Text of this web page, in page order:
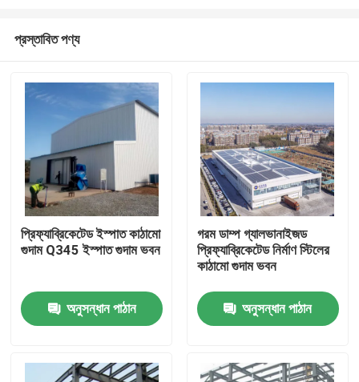
প্রস্তাবিত পণ্য
প্রিফ্যাব্রিকেটেড ইস্পাত কাঠামো
গুদাম Q345 ইস্পাত গুদাম ভবন
অনুসন্ধান পাঠান
গরম ডাম্প গ্যালভানাইজড
প্রিফ্যাব্রিকেটেড নির্মাণ স্টিলের
কাঠামো গুদাম ভবন
অনুসন্ধান পাঠান